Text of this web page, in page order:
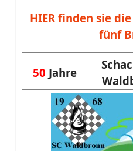
HIER finden sie
fünf
50 Jahre